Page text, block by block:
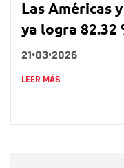
Las Américas
ya logra 82.32
21•03•2026
LEER MÁS